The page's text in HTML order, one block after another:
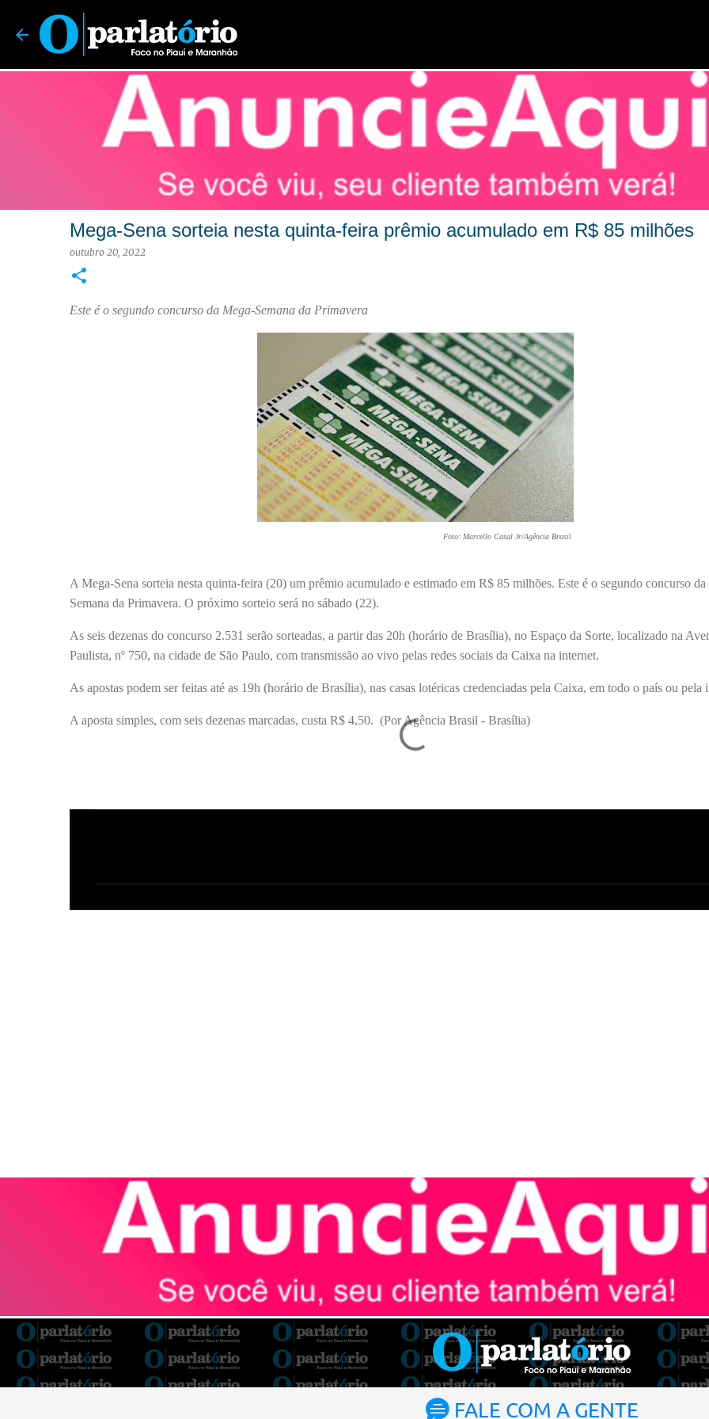
O Parlatório | Foco no Piauí e Maranhão
Mega-Sena sorteia nesta quinta-feira prêmio acumulado em R$ 85 milhões
outubro 20, 2022
Este é o segundo concurso da Mega-Semana da Primavera
Foto: Marcello Casal Jr/Agência Brasil
A Mega-Sena sorteia nesta quinta-feira (20) um prêmio acumulado e estimado em R$ 85 milhões. Este é o segundo concurso
Semana da Primavera. O próximo sorteio será no sábado (22).
As seis dezenas do concurso 2.531 serão sorteadas, a partir das 20h (horário de Brasília), no Espaço da Sorte, localizado na
Paulista, nº 750, na cidade de São Paulo, com transmissão ao vivo pelas redes sociais da Caixa na internet.
As apostas podem ser feitas até as 19h (horário de Brasília), nas casas lotéricas credenciadas pela Caixa, em todo o país ou pela
A aposta simples, com seis dezenas marcadas, custa R$ 4,50. (Por Agência Brasil - Brasília)
FALE COM A GENTE